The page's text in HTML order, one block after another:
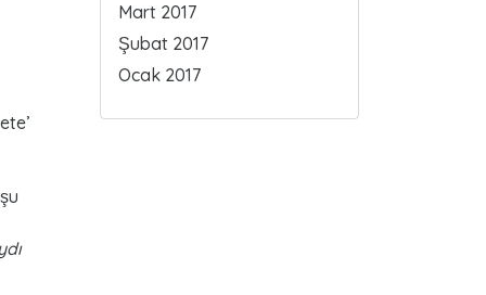
Mart 2017
Şubat 2017
Ocak 2017